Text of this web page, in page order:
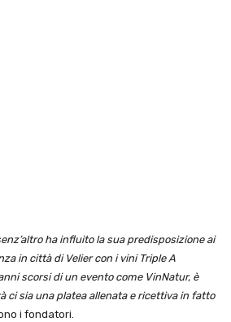
ha influito la sua predisposizione ai
in città di Velier con i vini Triple A
scorsi di un evento come VinNatur, è
ci sia una platea allenata e ricettiva in fatto
i fondatori.